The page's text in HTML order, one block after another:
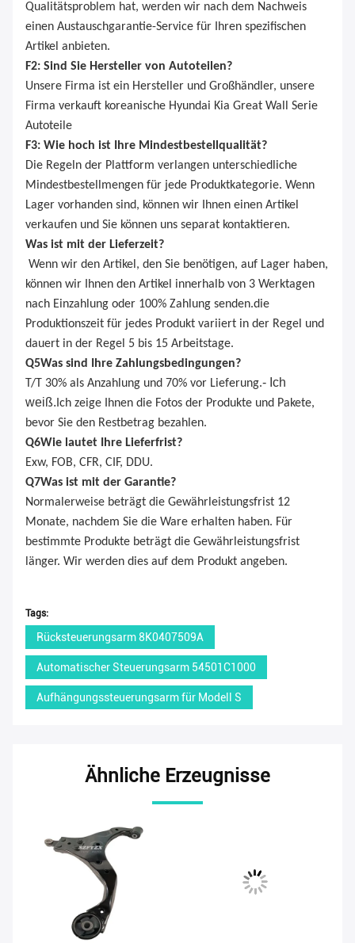
Qualitätsproblem hat, werden wir nach dem Nachweis
einen Austauschgarantie-Service für Ihren spezifischen
Artikel anbieten.
F2: Sind Sie Hersteller von Autoteilen?
Unsere Firma ist ein Hersteller und Großhändler, unsere
Firma verkauft koreanische Hyundai Kia Great Wall Serie
Autoteile
F3: Wie hoch ist Ihre Mindestbestellqualität?
Die Regeln der Plattform verlangen unterschiedliche
Mindestbestellmengen für jede Produktkategorie. Wenn
Lager vorhanden sind, können wir Ihnen einen Artikel
verkaufen und Sie können uns separat kontaktieren.
Was ist mit der Lieferzeit?
Wenn wir den Artikel, den Sie benötigen, auf Lager haben,
können wir Ihnen den Artikel innerhalb von 3 Werktagen
nach Einzahlung oder 100% Zahlung senden.die
Produktionszeit für jedes Produkt variiert in der Regel und
dauert in der Regel 5 bis 15 Arbeitstage.
Q5Was sind Ihre Zahlungsbedingungen?
T/T 30% als Anzahlung und 70% vor Lieferung.- Ich
weiß.Ich zeige Ihnen die Fotos der Produkte und Pakete,
bevor Sie den Restbetrag bezahlen.
Q6Wie lautet Ihre Lieferfrist?
Exw, FOB, CFR, CIF, DDU.
Q7Was ist mit der Garantie?
Normalerweise beträgt die Gewährleistungsfrist 12
Monate, nachdem Sie die Ware erhalten haben. Für
bestimmte Produkte beträgt die Gewährleistungsfrist
länger. Wir werden dies auf dem Produkt angeben.
Tags:
Rücksteuerungsarm 8K0407509A
Automatischer Steuerungsarm 54501C1000
Aufhängungssteuerungsarm für Modell S
Ähnliche Erzeugnisse